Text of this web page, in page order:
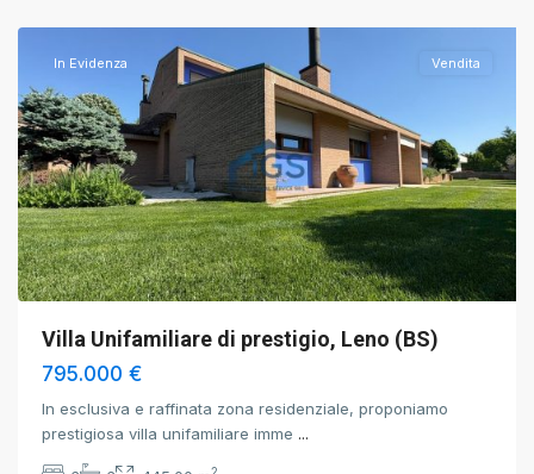
In Evidenza Vendita
Villa Unifamiliare di prestigio, Leno (BS)
795.000 €
In esclusiva e raffinata zona residenziale, proponiamo
prestigiosa villa unifamiliare imme ...